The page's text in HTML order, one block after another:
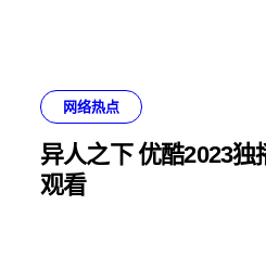
网络热点
异人之下 优酷2023
观看